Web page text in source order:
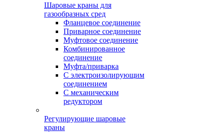
Шаровые краны для
газообразных сред
Фланцевое соединение
Приварное соединение
Муфтовое соединение
Комбинированное
соединение
Муфта/приварка
С электроизолирующим
соединением
С механическим
редуктором
Регулирующие шаровые
краны